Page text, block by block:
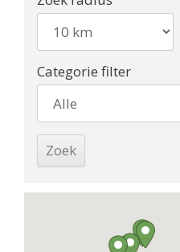
Categorie filter